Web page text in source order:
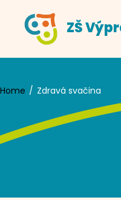
content
ZŠ
Home Zdravá svačina